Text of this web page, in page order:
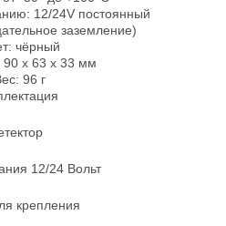
12/24V постоянный
заземление)
чёрный
90 х 63 х 33 мм
96 г
12/24 Вольт
крепления